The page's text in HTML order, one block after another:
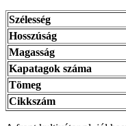
Szélesség
Hosszúság
Magasság
Kapatagok száma
Tömeg
Cikkszám